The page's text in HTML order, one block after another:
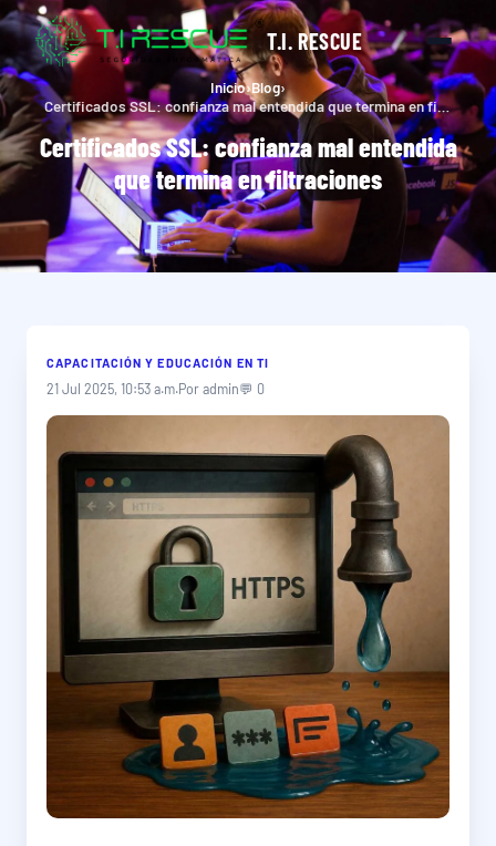
T.I. RESCUE
Inicio›Blog›
Certificados SSL: confianza mal entendida que termina en filtraciones
Certificados SSL: confianza mal entendida
que termina en filtraciones
CAPACITACIÓN Y EDUCACIÓN EN TI
21 Jul 2025, 10:53 a.m.Por admin💬 0